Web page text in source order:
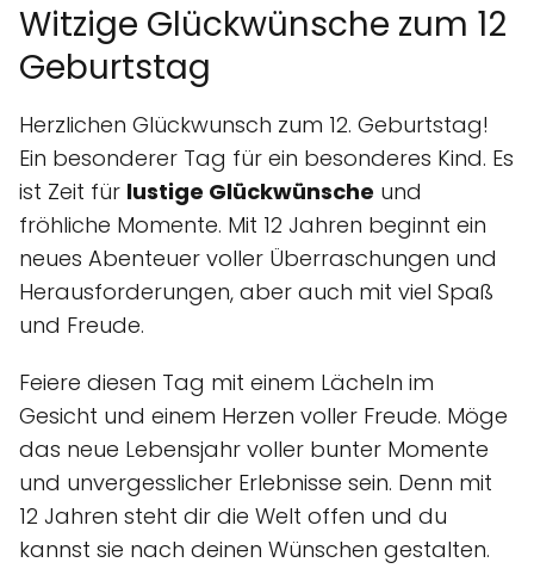
Witzige Glückwünsche zum 12
Geburtstag
Herzlichen Glückwunsch zum 12. Geburtstag!
Ein besonderer Tag für ein besonderes Kind. Es
ist Zeit für lustige Glückwünsche und
fröhliche Momente. Mit 12 Jahren beginnt ein
neues Abenteuer voller Überraschungen und
Herausforderungen, aber auch mit viel Spaß
und Freude.
Feiere diesen Tag mit einem Lächeln im
Gesicht und einem Herzen voller Freude. Möge
das neue Lebensjahr voller bunter Momente
und unvergesslicher Erlebnisse sein. Denn mit
12 Jahren steht dir die Welt offen und du
kannst sie nach deinen Wünschen gestalten.